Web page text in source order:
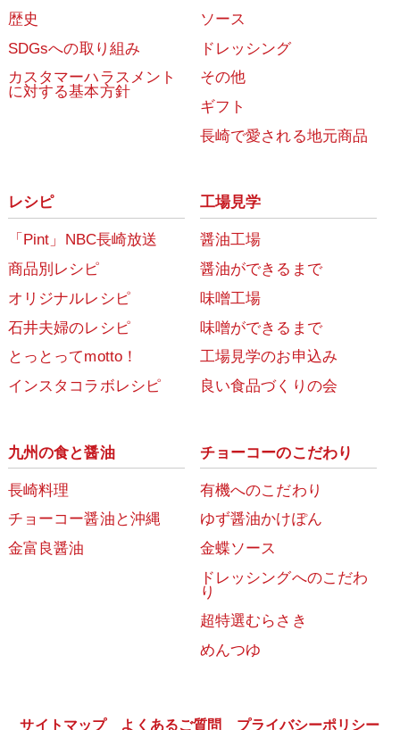
歴史
SDGsへの取り組み
カスタマーハラスメント
に対する基本方針
ソース
ドレッシング
その他
ギフト
長崎で愛される地元商品
レシピ
「Pint」NBC長崎放送
商品別レシピ
オリジナルレシピ
石井夫婦のレシピ
とっとってmotto！
インスタコラボレシピ
工場見学
醤油工場
醤油ができるまで
味噌工場
味噌ができるまで
工場見学のお申込み
良い食品づくりの会
九州の食と醤油
長崎料理
チョーコー醤油と沖縄
金富良醤油
チョーコーのこだわり
有機へのこだわり
ゆず醤油かけぽん
金蝶ソース
ドレッシングへのこだわ
り
超特選むらさき
めんつゆ
サイトマップ よくあるご質問 プライバシーポリシー